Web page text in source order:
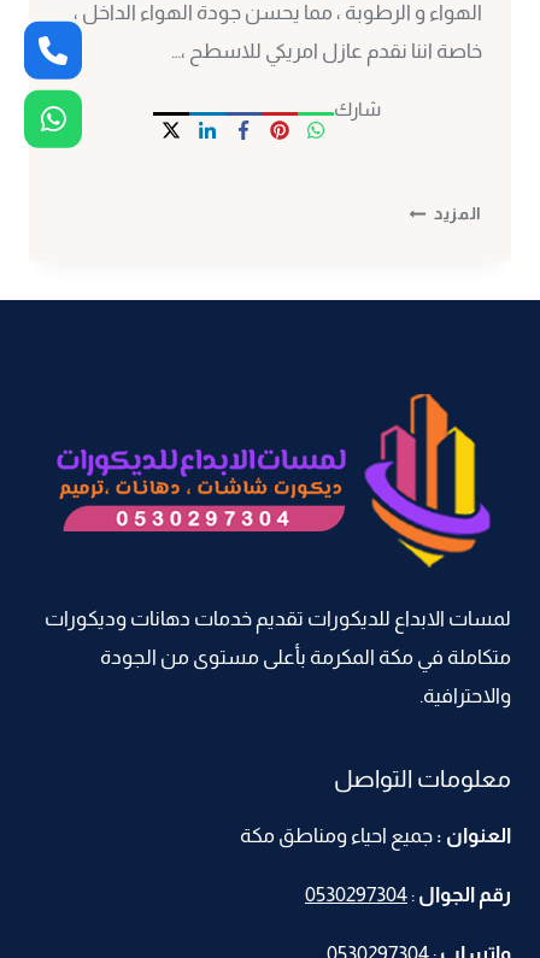
الهواء و الرطوبة ، مما يحسن جودة الهواء الداخل ،
خاصة اننا نقدم عازل امريكي للاسطح ،…
شارك
المزيد تركيب
مكة
–
افضل
عازل
مكة
لمسات الابداع للديكورات تقديم خدمات دهانات وديكورات
متكاملة في مكة المكرمة بأعلى مستوى من الجودة
والاحترافية.
معلومات التواصل
العنوان : جميع احياء ومناطق مكة
رقم الجوال :
0530297304